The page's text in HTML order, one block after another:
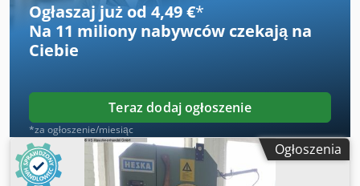
Ogłaszaj już od 4,49 €*
Na 11 miliony nabywców czekają na
Ciebie
Teraz dodaj ogłoszenie
*za ogłoszenie/miesiąc
Ogłoszenia